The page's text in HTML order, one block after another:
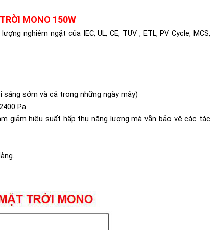
MONO 150W
nghiêm ngặt của IEC, UL, CE, TUV , ETL, PV Cycle, MCS,
sớm và cả trong những ngày mây)
Pa
giảm hiệu suất hấp thụ năng lượng mà vẫn bảo vệ các tác